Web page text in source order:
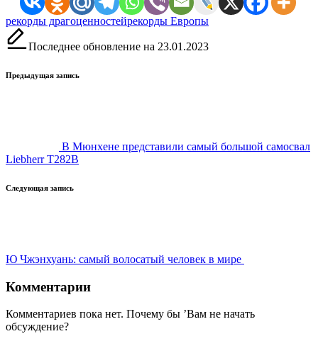
Метки:
рекорды драгоценностейрекорды Европы
Последнее обновление на 23.01.2023
Навигация
Предыдущая запись
В Мюнхене представили самый большой самосвал
Liebherr T282B
Следующая запись
Ю Чжэнхуань: самый волосатый человек в мире
Комментарии
Комментариев пока нет. Почему бы ’Вам не начать
обсуждение?